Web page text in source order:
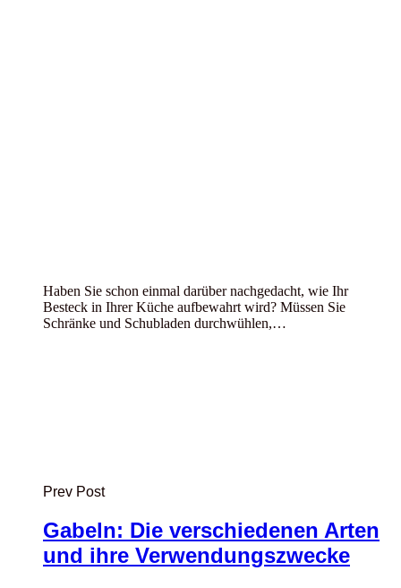
Haben Sie schon einmal darüber nachgedacht, wie Ihr
Besteck in Ihrer Küche aufbewahrt wird? Müssen Sie
Schränke und Schubladen durchwühlen,…
Prev Post
Gabeln: Die verschiedenen Arten
und ihre Verwendungszwecke